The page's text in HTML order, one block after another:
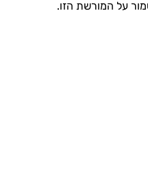
על המורשת הזו.